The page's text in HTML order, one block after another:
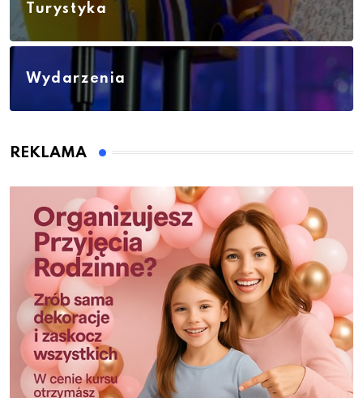
Turystyka
Wydarzenia
REKLAMA